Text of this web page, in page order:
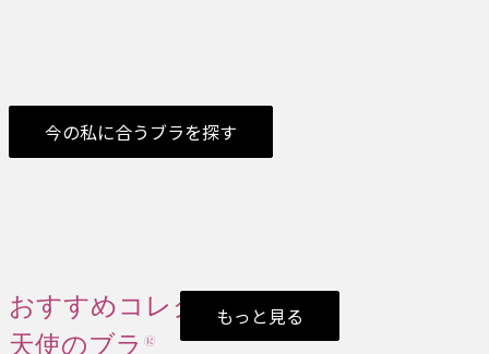
今の私に合うブラを探す
もっと見る
おすすめコレクション
天使のブラ®